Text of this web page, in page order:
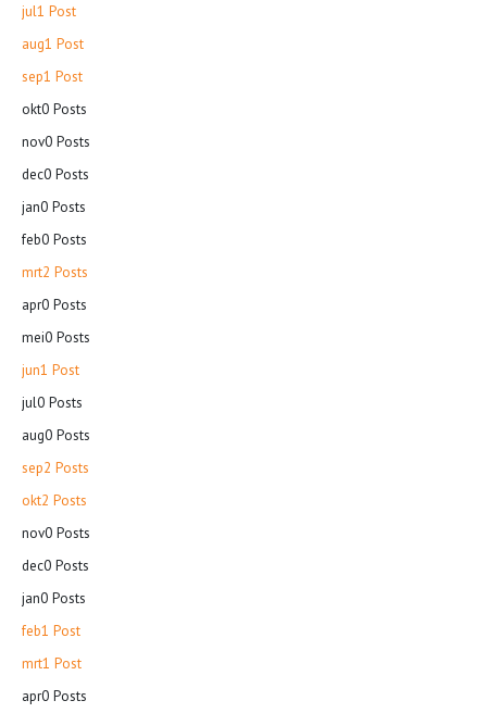
jul1 Post
aug1 Post
sep1 Post
okt0 Posts
nov0 Posts
dec0 Posts
jan0 Posts
feb0 Posts
mrt2 Posts
apr0 Posts
mei0 Posts
jun1 Post
jul0 Posts
aug0 Posts
sep2 Posts
okt2 Posts
nov0 Posts
dec0 Posts
jan0 Posts
feb1 Post
mrt1 Post
apr0 Posts